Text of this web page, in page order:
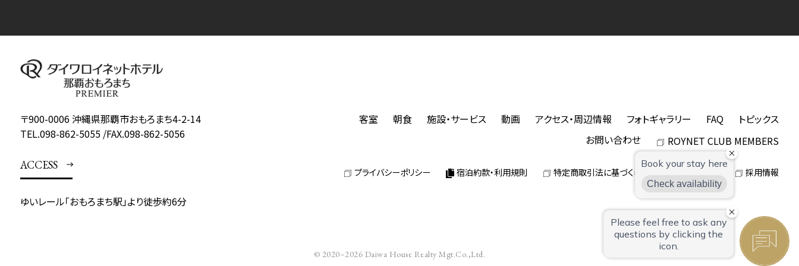
〒900-0006 沖縄県那覇市おもろまち4-2-14
TEL.098-862-5055 /FAX.098-862-5056
ACCESS
ゆいレール「おもろまち駅」より徒歩約6分
客室 朝食 施設・サービス 動画 アクセス・周辺情報 フォトギャラリー FAQ
トピックス
お問い合わせ
ROYNET CLUB MEMBERS
プライバシーポリシー 宿泊約款・利用規則 特定商取引法に基づく表記 パンフレット 採用情報
© 2020–2026 Daiwa House Realty Mgt.Co.,Ltd.